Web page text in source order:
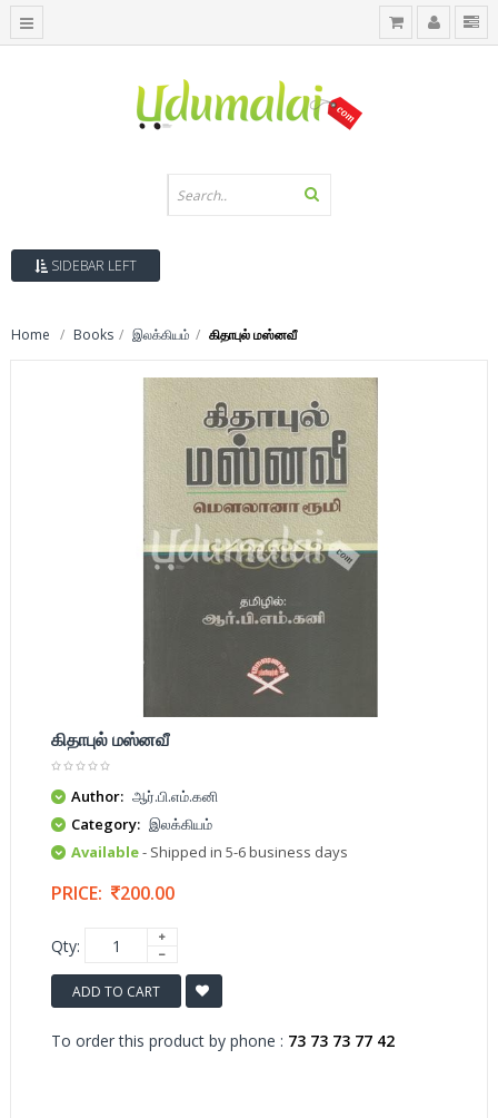
SIDEBAR LEFT
Home Books இலக்கியம் கிதாபுல் மஸ்னவீ
கிதாபுல் மஸ்னவீ
Author: ஆர்.பி.எம்.கனி
Category: இலக்கியம்
Available- Shipped in 5-6 business days
PRICE: 200.00
Qty:
ADD TO CART
To order this product by phone : 73 73 73 77 42